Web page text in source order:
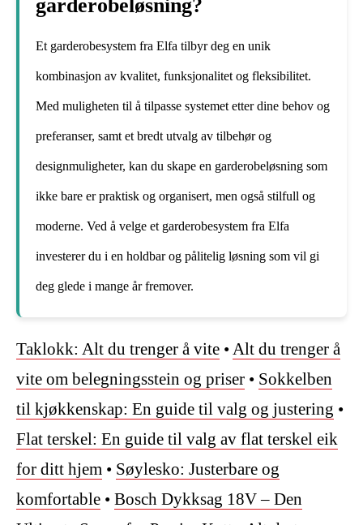
garderobeløsning?
Et garderobesystem fra Elfa tilbyr deg en unik
kombinasjon av kvalitet, funksjonalitet og fleksibilitet.
Med muligheten til å tilpasse systemet etter dine behov og
preferanser, samt et bredt utvalg av tilbehør og
designmuligheter, kan du skape en garderobeløsning som
ikke bare er praktisk og organisert, men også stilfull og
moderne. Ved å velge et garderobesystem fra Elfa
investerer du i en holdbar og pålitelig løsning som vil gi
deg glede i mange år fremover.
Taklokk: Alt du trenger å vite •Alt du trenger å
vite om belegningsstein og priser • Sokkelben
til kjøkkenskap: En guide til valg og justering •
Flat terskel: En guide til valg av flat terskel eik
for ditt hjem • Søylesko: Justerbare og
komfortable • Bosch Dykksag 18V – Den